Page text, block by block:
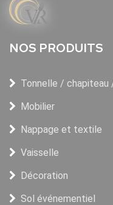
NOS PRODUITS
Tonnelle / chapiteau
Mobilier
Nappage et textile
Vaisselle
Décoration
Sol événementiel